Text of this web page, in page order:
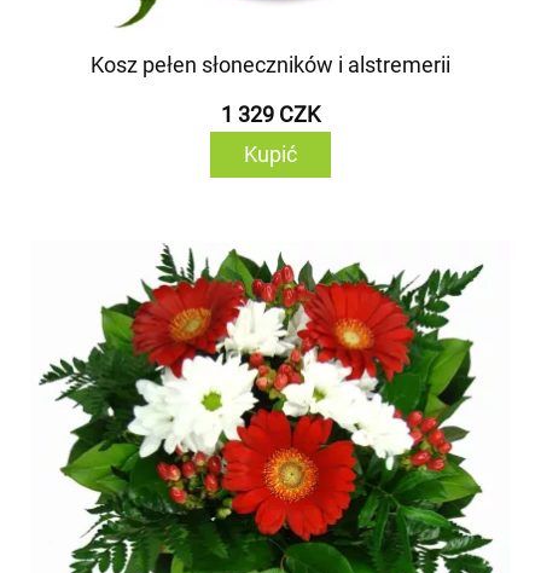
Kosz pełen słoneczników i alstremerii
1 329 CZK
Kupić